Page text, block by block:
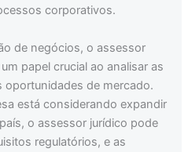
corporativos.
de negócios, o assessor
papel crucial ao analisar as
oportunidades de mercado.
está considerando expandir
o assessor jurídico pode
regulatórios, e as